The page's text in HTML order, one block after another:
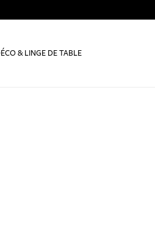
& LINGE DE TABLE